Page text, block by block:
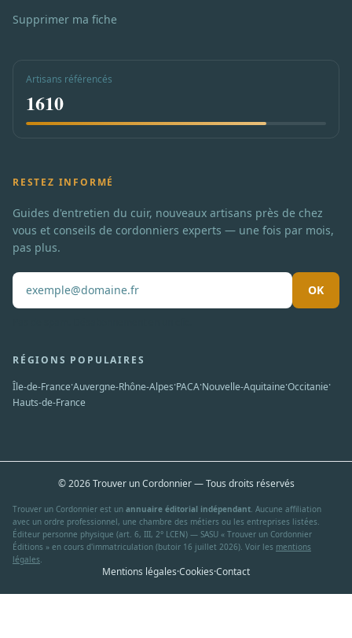
Supprimer ma fiche
Artisans référencés
1610
RESTEZ INFORMÉ
Guides d'entretien du cuir, nouveaux artisans près de chez
vous et conseils de cordonniers experts — une fois par mois,
pas plus.
OK
RÉGIONS POPULAIRES
Île-de-France·Auvergne-Rhône-Alpes·PACA·Nouvelle-Aquitaine·Occitanie·
Hauts-de-France
© 2026 Trouver un Cordonnier — Tous droits réservés
Trouver un Cordonnier est un annuaire éditorial indépendant. Aucune affiliation
avec un ordre professionnel, une chambre des métiers ou les entreprises listées.
Éditeur personne physique (art. 6, III, 2° LCEN) — SASU « Trouver un Cordonnier
Éditions » en cours d'immatriculation (butoir 16 juillet 2026). Voir les mentions
légales.
Mentions légales·Cookies·Contact